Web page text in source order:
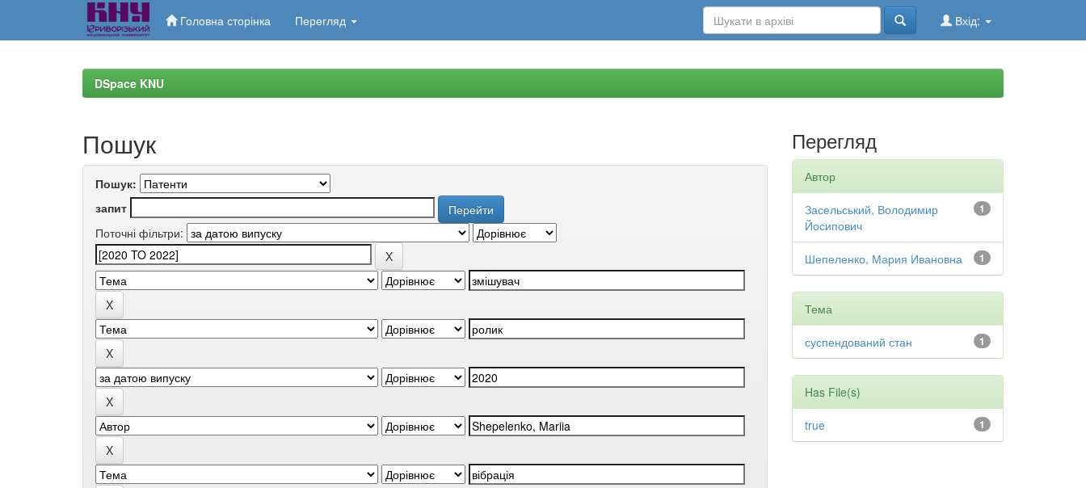
Головна сторінка Перегляд Вхід:
DSpace KNU
Пошук
Пошук:
запит
Поточні фільтри:
Перегляд
Автор
1
Засельський, Володимир
Йосипович
1
Шепеленко, Мария Ивановна
Тема
1
суспендований стан
Has File(s)
1
true